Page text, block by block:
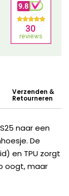
Verzenden &
Retourneren
naar een
De
en TPU zorgt
oogt, maar